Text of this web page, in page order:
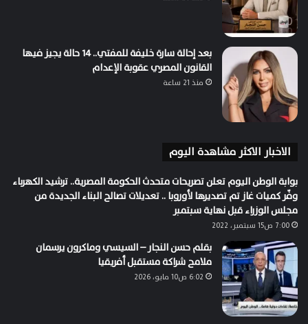
بعد إحالة سارة خليفة للمفتي.. 14 حالة يجيز فيها
القانون المصري عقوبة الإعدام
منذ 21 ساعة
الاخبار الاكثر مشاهدة اليوم
بوابة الوطن اليوم تعلن تصريحات متحدث الحكومة المصرية.. ترشيد الكهرباء
وفّر كميات غاز تم تصديرها لأوروبا .. تعديلات تصالح البناء الجديدة من
مجلس الوزراء قبل نهاية سبتمبر
7:00 ص15 سبتمبر، 2022
بقلم حسن النجار – السيسي وماكرون يرسمان
ملامح شراكة مستقبل أفريقيا
6:02 ص10 مايو، 2026